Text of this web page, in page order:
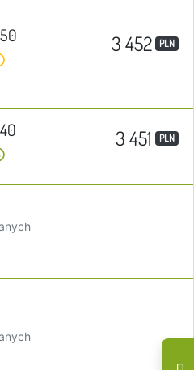
3 452 PLN
3 451 PLN